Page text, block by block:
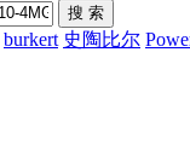
burkert 史陶比尔